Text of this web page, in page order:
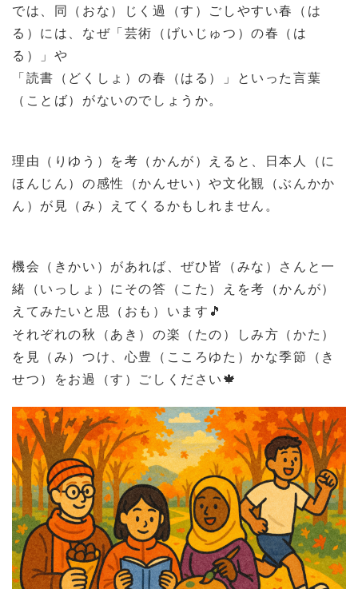
では、同（おな）じく過（す）ごしやすい春（は
る）には、なぜ「芸術（げいじゅつ）の春（は
る）」や
「読書（どくしょ）の春（はる）」といった言葉
（ことば）がないのでしょうか。
理由（りゆう）を考（かんが）えると、日本人（に
ほんじん）の感性（かんせい）や文化観（ぶんかか
ん）が見（み）えてくるかもしれません。
機会（きかい）があれば、ぜひ皆（みな）さんと一
緒（いっしょ）にその答（こた）えを考（かんが）
えてみたいと思（おも）います 🎵
それぞれの秋（あき）の楽（たの）しみ方（かた）
を見（み）つけ、心豊（こころゆた）かな季節（き
せつ）をお過（す）ごしください 🍁